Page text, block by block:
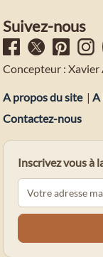
Suivez-nous
Concepteur : Xavier
A propos du site | A
Contactez-nous
Inscrivez vous à